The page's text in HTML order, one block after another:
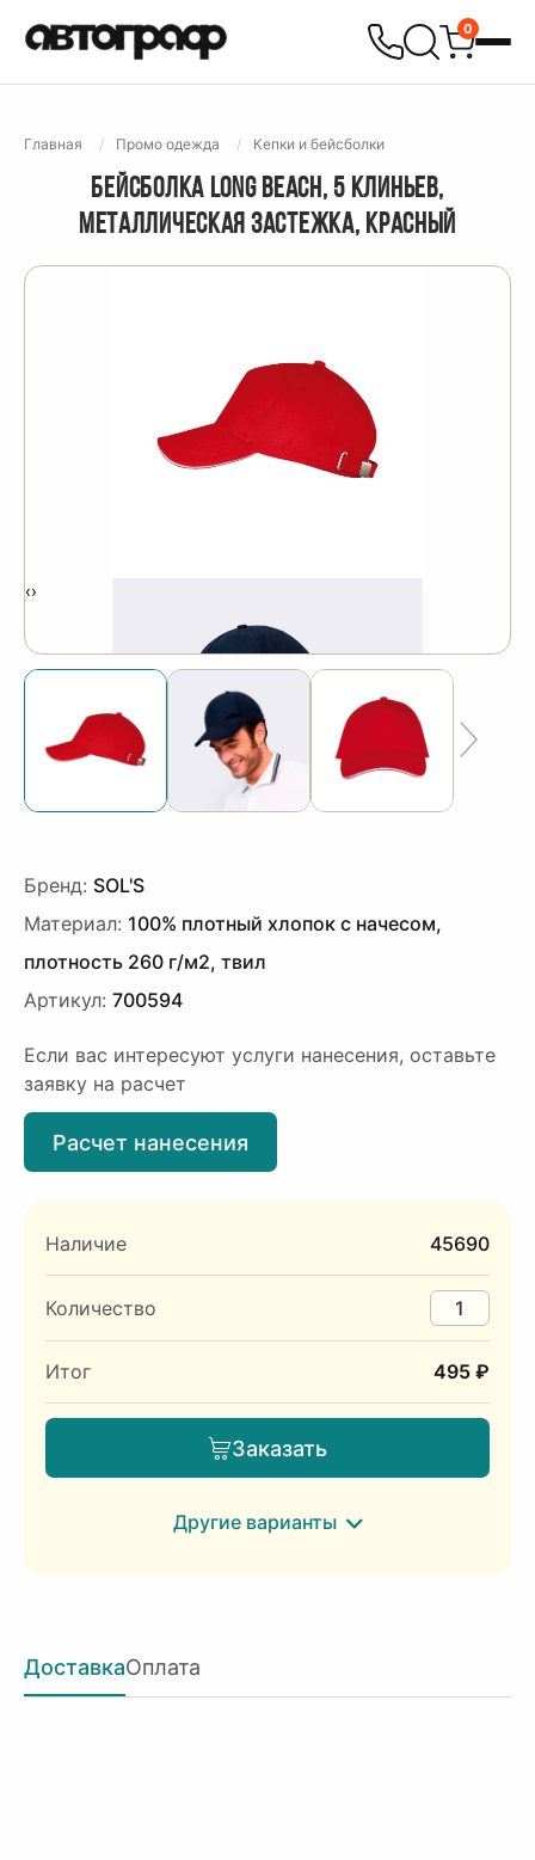
0
Главная Промо одежда Кепки и бейсболки
БЕЙСБОЛКА LONG BEACH, 5 КЛИНЬЕВ,
МЕТАЛЛИЧЕСКАЯ ЗАСТЕЖКА, КРАСНЫЙ
‹›
Бренд: SOL'S
Материал: 100% плотный хлопок с начесом,
плотность 260 г/м2, твил
Артикул: 700594
Если вас интересуют услуги нанесения, оставьте
заявку на расчет
Расчет нанесения
Наличие 45690
Количество
Итог 495 ₽
Заказать
Другие варианты
ДоставкаОплата